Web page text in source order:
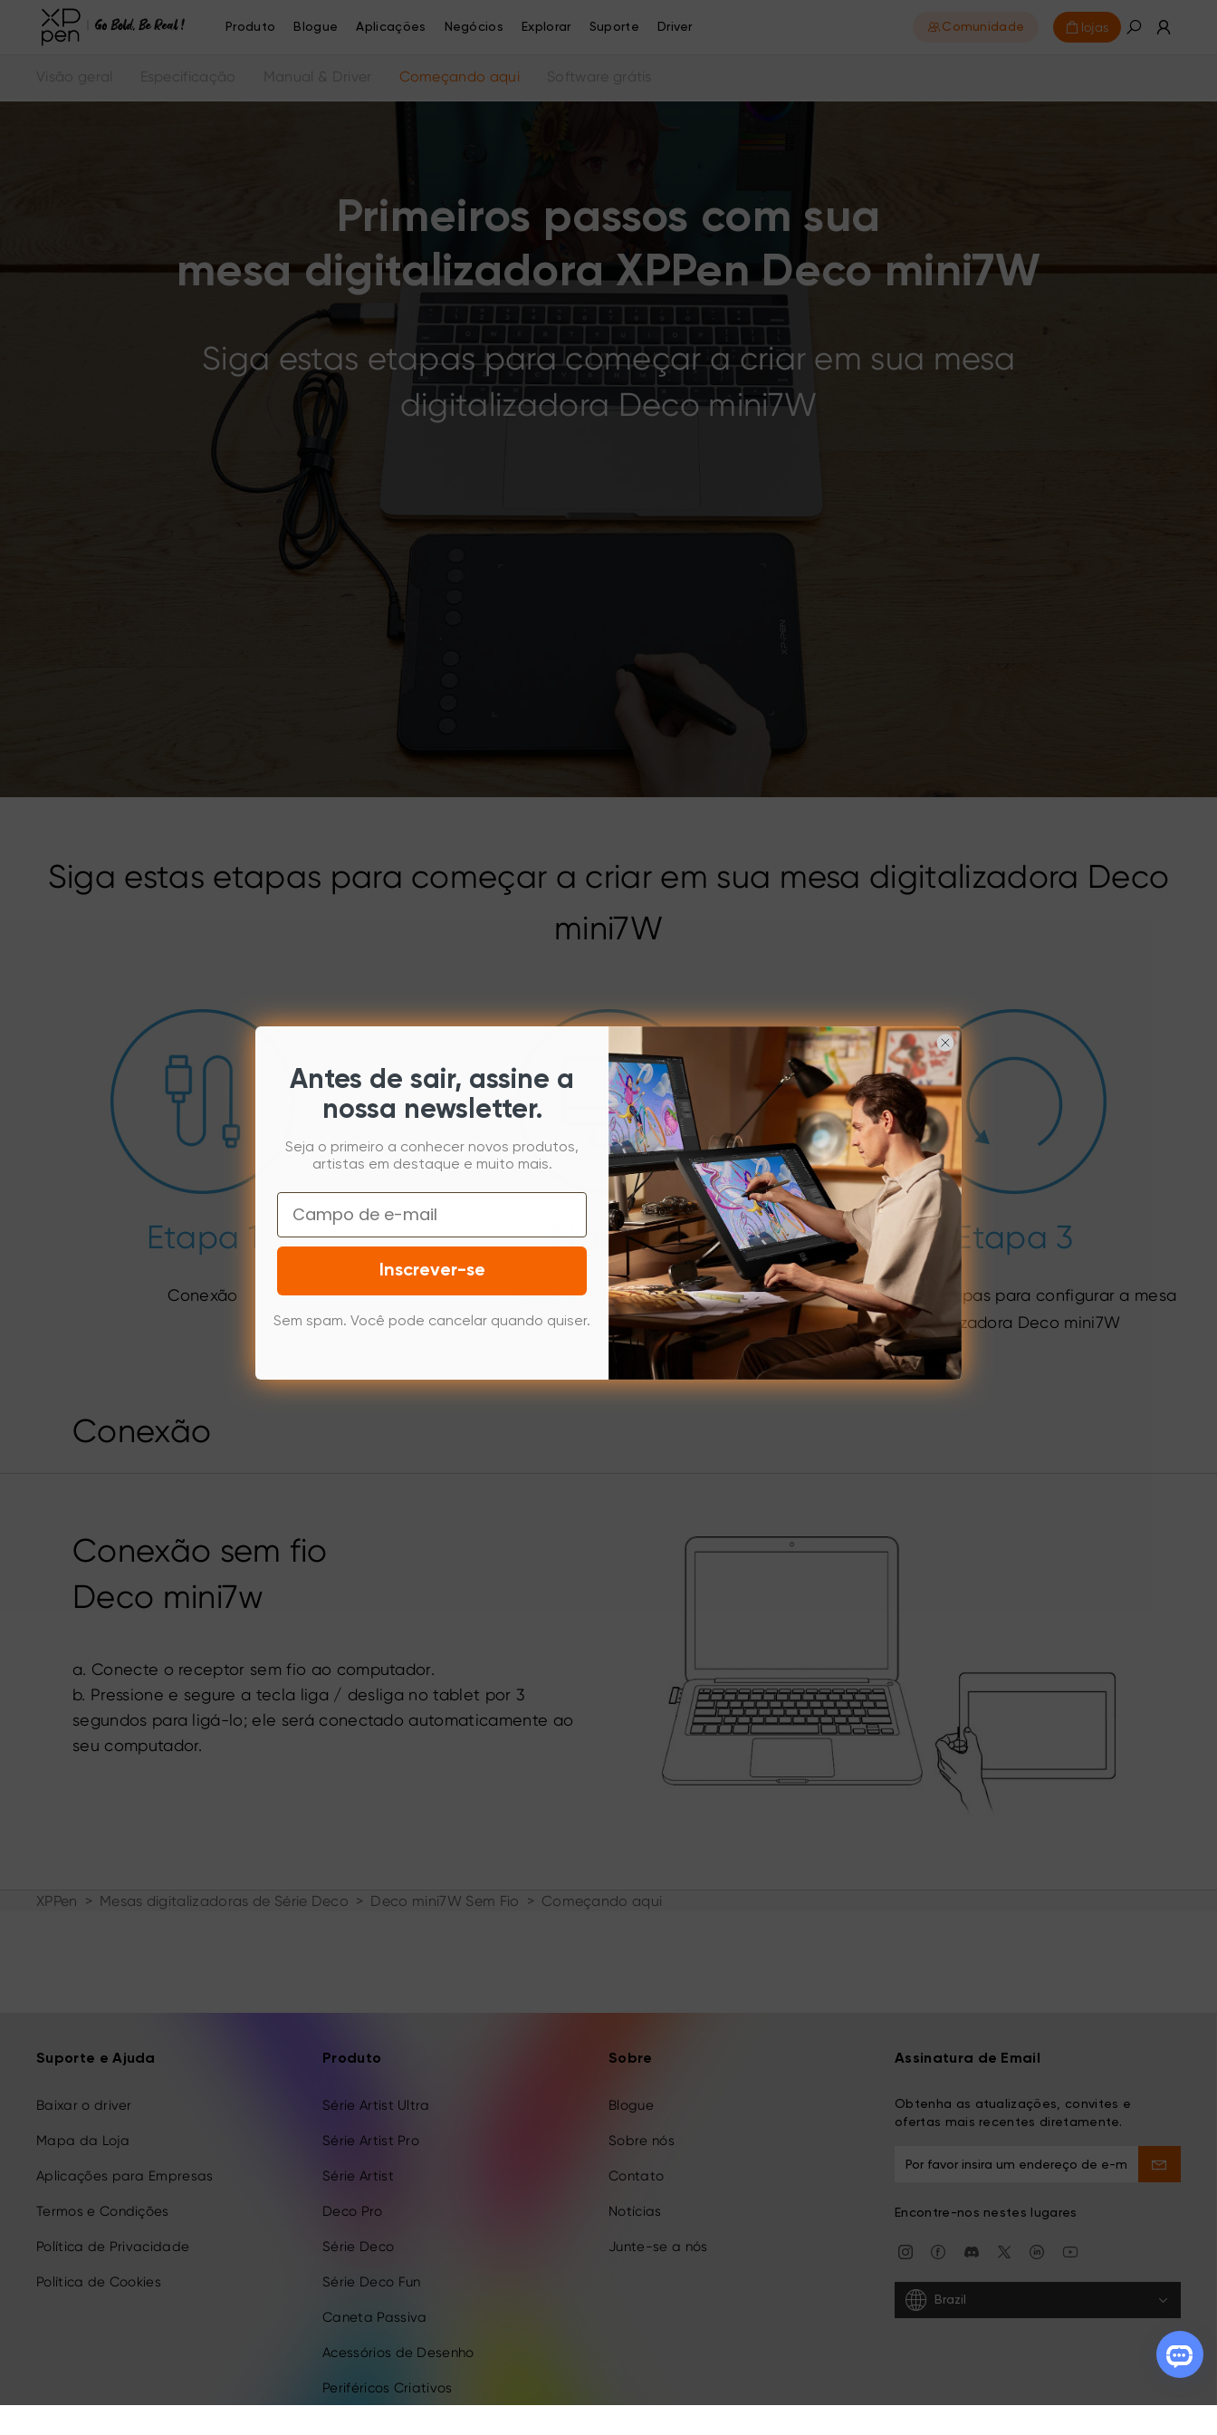
Produto Blogue Aplicações Negócios Explorar Suporte Driver Comunidade lojas
Visão geral Especificação Manual & Driver Começando aqui Software grátis
Primeiros passos com sua
mesa digitalizadora XPPen Deco mini7W
Siga estas etapas para começar a criar em sua mesa
digitalizadora Deco mini7W
Siga estas etapas para começar a criar em sua mesa digitalizadora Deco
mini7W
Etapa 1
Conexão
Etapa 2
Baixe e instale o driver.
Mac| Windows
Etapa 3
Siga estas etapas para configurar a mesa
digitalizadora Deco mini7W
Conexão
Conexão sem fio
Deco mini7w
a. Conecte o receptor sem fio ao computador.
b. Pressione e segure a tecla liga / desliga no tablet por 3
segundos para ligá-lo; ele será conectado automaticamente ao
seu computador.
XPPen > Mesas digitalizadoras de Série Deco > Deco mini7W Sem Fio > Começando aqui
Suporte e Ajuda
Baixar o driver
Mapa da Loja
Aplicações para Empresas
Termos e Condições
Política de Privacidade
Política de Cookies
Produto
Série Artist Ultra
Série Artist Pro
Série Artist
Deco Pro
Série Deco
Série Deco Fun
Caneta Passiva
Acessórios de Desenho
Periféricos Criativos
Sobre
Blogue
Sobre nós
Contato
Notícias
Junte-se a nós
Assinatura de Email
Obtenha as atualizações, convites e
ofertas mais recentes diretamente.
Encontre-nos nestes lugares
Brazil
Antes de sair, assine a
nossa newsletter.
Seja o primeiro a conhecer novos produtos,
artistas em destaque e muito mais.
Email
Inscrever-se
Sem spam. Você pode cancelar quando quiser.